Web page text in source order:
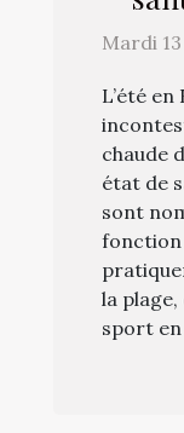
Mardi 13
L’été
chaude
état de
sont
fonction
la
sport en